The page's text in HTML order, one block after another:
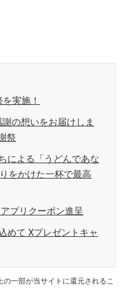
実施！
の想いをお届けしま
祭
による「うどんであな
をかけた一杯で最高
プリクーポン進呈
めて Xプレゼントキャ
一部が当サイトに還元されるこ